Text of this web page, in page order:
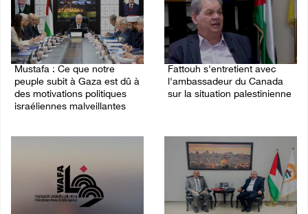
Mustafa : Ce que notre
peuple subit à Gaza est dû à
des motivations politiques
israéliennes malveillantes
Fattouh s'entretient avec
l'ambassadeur du Canada
sur la situation palestinienne